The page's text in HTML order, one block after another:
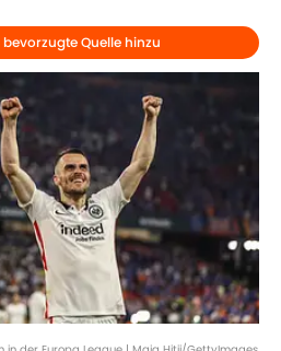
bevorzugte Quelle hinzu